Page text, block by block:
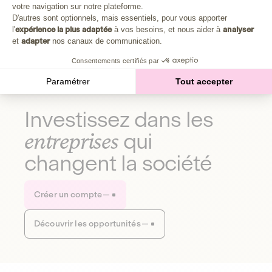
Plongez au cœur de la fabrique d'une autre économie,
celle qui fait du bien à la planète et aux humains.
Découvrir notre média
Investissez dans les
entreprises qui
changent la société
Créer un compte
Découvrir les opportunités
votre navigation sur notre plateforme.
D'autres sont optionnels, mais essentiels, pour vous apporter
l'expérience la plus adaptéeà vos besoins, et nous aider à analyser
et adapternos canaux de communication.
Consentements certifiés par
Paramétrer Tout accepter
Axeptio consent